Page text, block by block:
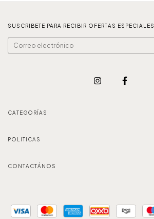
SUSCRIBETE PARA RECIBIR OFERTAS ESPECIALES
CATEGORÍAS
POLITICAS
CONTACTÁNOS